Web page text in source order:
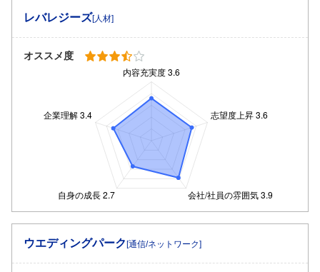
レバレジーズ[人材]
オススメ度
ウエディングパーク[通信/ネットワーク]